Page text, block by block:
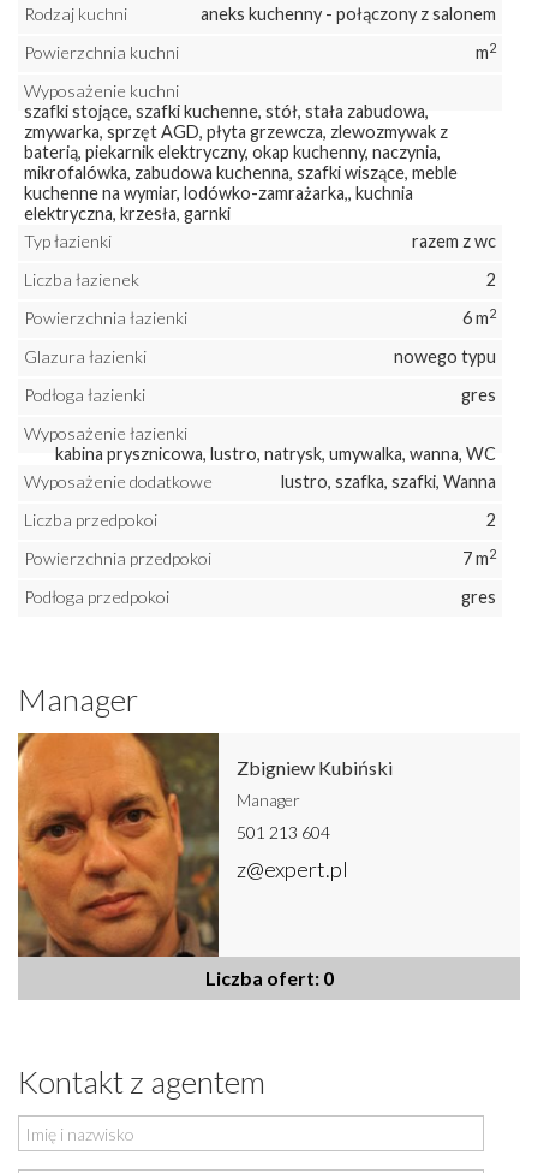
Rodzaj kuchni
aneks kuchenny - połączony z salonem
Powierzchnia kuchni
m2
Wyposażenie kuchni
szafki stojące, szafki kuchenne, stół, stała zabudowa,
zmywarka, sprzęt AGD, płyta grzewcza, zlewozmywak z
baterią, piekarnik elektryczny, okap kuchenny, naczynia,
mikrofalówka, zabudowa kuchenna, szafki wiszące, meble
kuchenne na wymiar, lodówko-zamrażarka,, kuchnia
elektryczna, krzesła, garnki
Typ łazienki
razem z wc
Liczba łazienek
2
Powierzchnia łazienki
6 m2
Glazura łazienki
nowego typu
Podłoga łazienki
gres
Wyposażenie łazienki
kabina prysznicowa, lustro, natrysk, umywalka, wanna, WC
Wyposażenie dodatkowe
lustro, szafka, szafki, Wanna
Liczba przedpokoi
2
Powierzchnia przedpokoi
7 m2
Podłoga przedpokoi gres
Manager
Zbigniew Kubiński
Manager
501 213 604
z@expert.pl
Liczba ofert: 0
Kontakt z agentem